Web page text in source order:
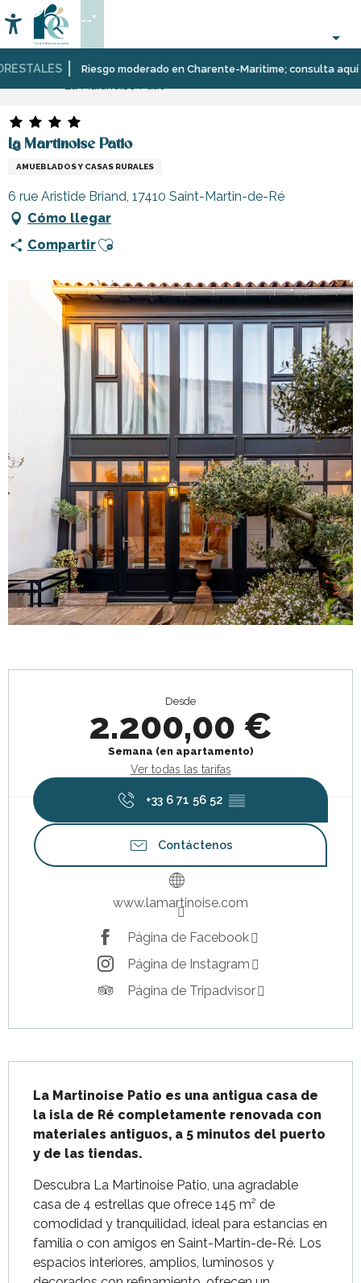
au
contenu
principal
Riesgo moderado en Charente-Maritime; consulta aquí las
Accessibilité
Buscar
--°
Página Web EstanciaAlojamiento
Alquileres
La Martinoise Patio
AMUEBLADOS Y CASAS RURALES
6 rue Aristide Briand, 17410 Saint-Martin-de-Ré
Cómo llegar
CompartirAjouter aux favoris
Desde
2.200,00 €
Semana (en apartamento)
Ver todas las tarifas
+33 6 71 56 52 ▒▒
Contáctenos
www.lamartinoise.com
Página de Facebook
Página de Instagram
Página de Tripadvisor
La Martinoise Patio es una antigua casa de
la isla de Ré completamente renovada con
materiales antiguos, a 5 minutos del puerto
y de las tiendas.
Descubra La Martinoise Patio, una agradable
casa de 4 estrellas que ofrece 145 m² de
comodidad y tranquilidad, ideal para estancias en
familia o con amigos en Saint-Martin-de-Ré. Los
espacios interiores, amplios, luminosos y